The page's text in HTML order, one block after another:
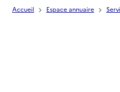
Accueil Espace annuaire